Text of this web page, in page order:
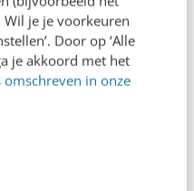
je je voorkeuren
Door op ‘Alle
je akkoord met het
omschreven in onze